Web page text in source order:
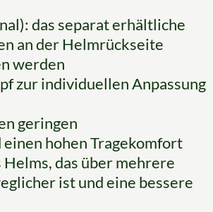
das separat erhältliche
an der Helmrückseite
werden
zur individuellen Anpassung
geringen
hohen Tragekomfort
das über mehrere
ist und eine bessere